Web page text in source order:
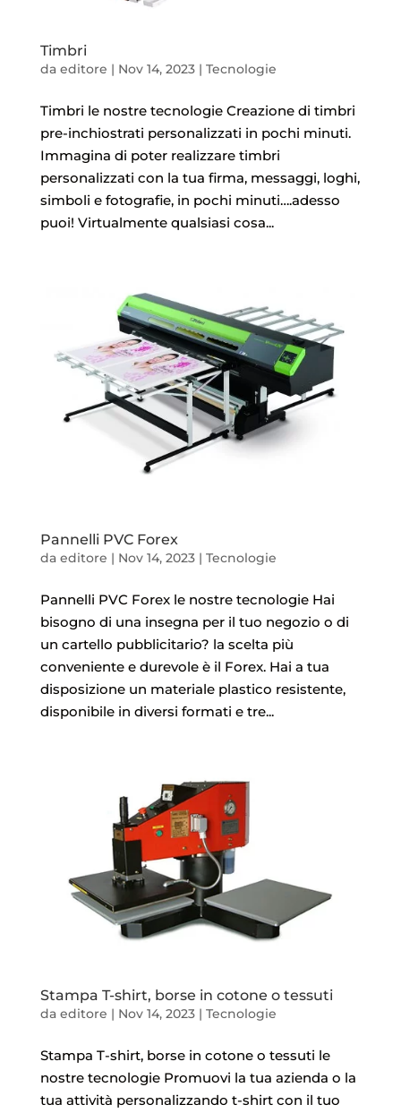
Timbri
da editore | Nov 14, 2023| Tecnologie
Timbri le nostre tecnologie Creazione di timbri
pre-inchiostrati personalizzati in pochi minuti.
Immagina di poter realizzare timbri
personalizzati con la tua firma, messaggi, loghi,
simboli e fotografie, in pochi minuti….adesso
puoi! Virtualmente qualsiasi cosa...
Pannelli PVC Forex
da editore | Nov 14, 2023| Tecnologie
Pannelli PVC Forex le nostre tecnologie Hai
bisogno di una insegna per il tuo negozio o di
un cartello pubblicitario? la scelta più
conveniente e durevole è il Forex. Hai a tua
disposizione un materiale plastico resistente,
disponibile in diversi formati e tre...
Stampa T-shirt, borse in cotone o tessuti
da editore | Nov 14, 2023| Tecnologie
Stampa T-shirt, borse in cotone o tessuti le
nostre tecnologie Promuovi la tua azienda o la
tua attività personalizzando t-shirt con il tuo